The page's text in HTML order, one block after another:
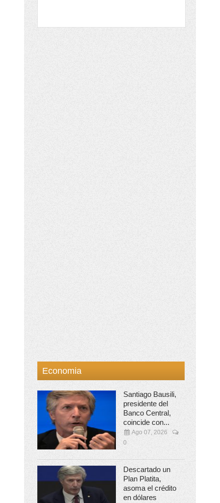
Economia
Santiago Bausili,
presidente del
Banco Central,
coincide con...
Ago 07, 2026
0
Descartado un
Plan Platita,
asoma el crédito
en dólares